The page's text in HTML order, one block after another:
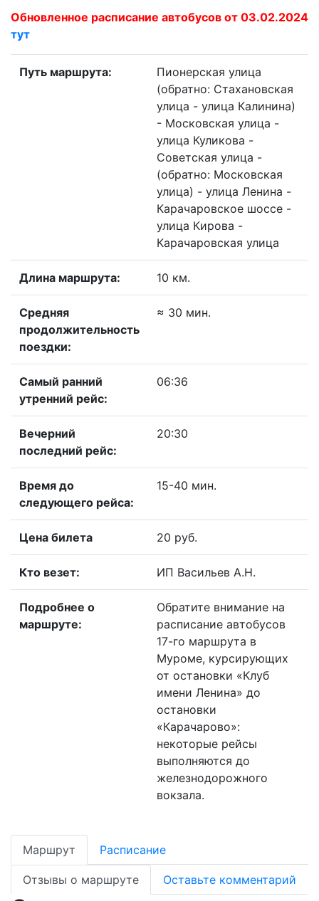
Обновленное расписание автобусов от 03.02.2024
тут
Путь маршрута:
Пионерская улица
(обратно: Стахановская
улица - улица Калинина)
- Московская улица -
улица Куликова -
Советская улица -
(обратно: Московская
улица) - улица Ленина -
Карачаровское шоссе -
улица Кирова -
Карачаровская улица
Длина маршрута: 10 км.
Средняя
продолжительность
поездки:
≈ 30 мин.
Самый ранний
утренний рейс:
06:36
Вечерний
последний рейс:
20:30
Время до
следующего рейса:
15-40 мин.
Цена билета 20 руб.
Кто везет: ИП Васильев А.Н.
Подробнее о
маршруте:
Обратите внимание на
расписание автобусов
17-го маршрута в
Муроме, курсирующих
от остановки «Клуб
имени Ленина» до
остановки
«Карачарово»:
некоторые рейсы
выполняются до
железнодорожного
вокзала.
Маршрут Расписание
Отзывы о маршруте Оставьте комментарий